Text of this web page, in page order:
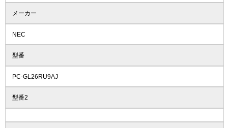
メーカー
NEC
型番
PC-GL26RU9AJ
型番2